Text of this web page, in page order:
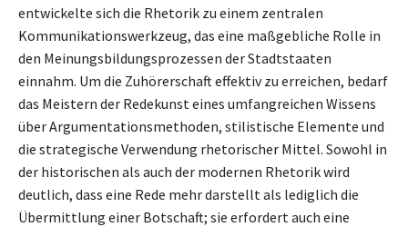
entwickelte sich die Rhetorik zu einem zentralen
Kommunikationswerkzeug, das eine maßgebliche Rolle in
den Meinungsbildungsprozessen der Stadtstaaten
einnahm. Um die Zuhörerschaft effektiv zu erreichen, bedarf
das Meistern der Redekunst eines umfangreichen Wissens
über Argumentationsmethoden, stilistische Elemente und
die strategische Verwendung rhetorischer Mittel. Sowohl in
der historischen als auch der modernen Rhetorik wird
deutlich, dass eine Rede mehr darstellt als lediglich die
Übermittlung einer Botschaft; sie erfordert auch eine